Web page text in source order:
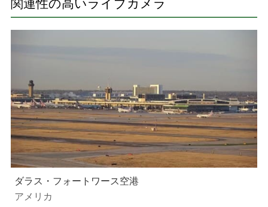
関連性の高いライブカメラ
ダラス・フォートワース空港
アメリカ